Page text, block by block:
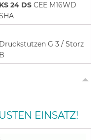
KS 24 DS CEE M16WD
Druckstutzen G 3 / Storz
B
EINSATZ!